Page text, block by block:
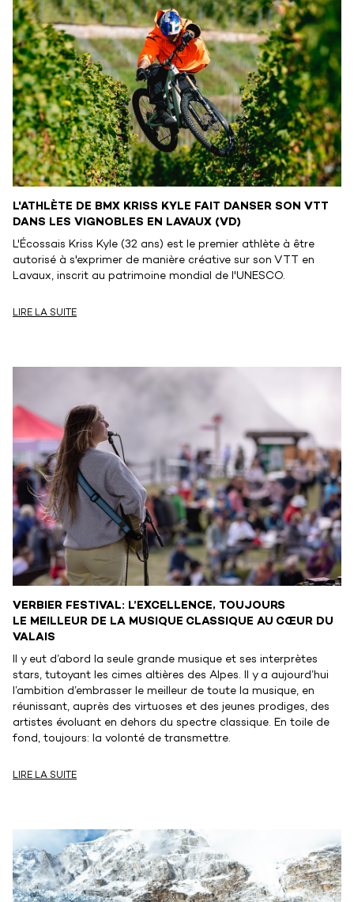
L'ATHLÈTE DE BMX KRISS KYLE FAIT DANSER SON VTT
DANS LES VIGNOBLES EN LAVAUX (VD)
L'Écossais Kriss Kyle (32 ans) est le premier athlète à être
autorisé à s'exprimer de manière créative sur son VTT en
Lavaux, inscrit au patrimoine mondial de l'UNESCO.
LIRE LA SUITE
VERBIER FESTIVAL: L’EXCELLENCE, TOUJOURS
LE MEILLEUR DE LA MUSIQUE CLASSIQUE AU CŒUR DU
VALAIS
Il y eut d’abord la seule grande musique et ses interprètes
stars, tutoyant les cimes altières des Alpes. Il y a aujourd’hui
l’ambition d’embrasser le meilleur de toute la musique, en
réunissant, auprès des virtuoses et des jeunes prodiges, des
artistes évoluant en dehors du spectre classique. En toile de
fond, toujours: la volonté de transmettre.
LIRE LA SUITE